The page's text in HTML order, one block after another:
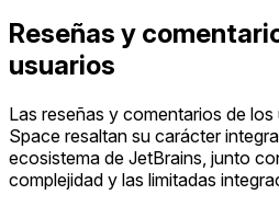
Reseñas y
usuarios
Las reseñas y comentarios de
Space resaltan su carácter
ecosistema de JetBrains, junto
complejidad y las limitadas